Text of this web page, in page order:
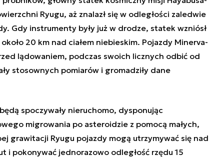
Ryugu, aż znalazł się w odległości zaledwie
Gdy instrumenty były już w drodze, statek wzniósł
20 km nad ciałem niebieskim. Pojazdy Minerva-
lądowaniem, podczas swoich licznych odbić od
stosownych pomiarów i gromadziły dane
spoczywały nieruchomo, dysponując
migrowania po asteroidzie z pomocą małych,
grawitacji Ryugu pojazdy mogą utrzymywać się nad
i pokonywać jednorazowo odległość rzędu 15